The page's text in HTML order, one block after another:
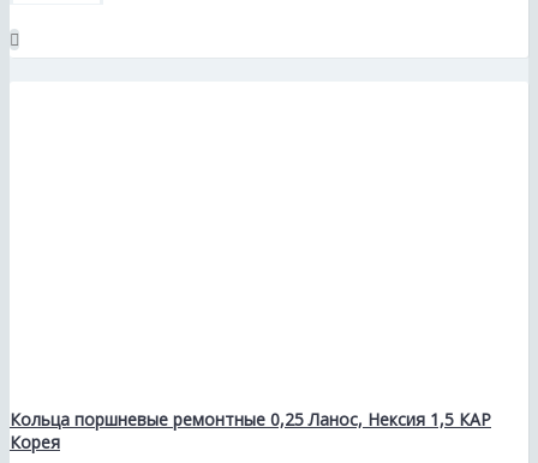
Кольца поршневые ремонтные 0,25 Ланос, Нексия 1,5 КАР
Корея